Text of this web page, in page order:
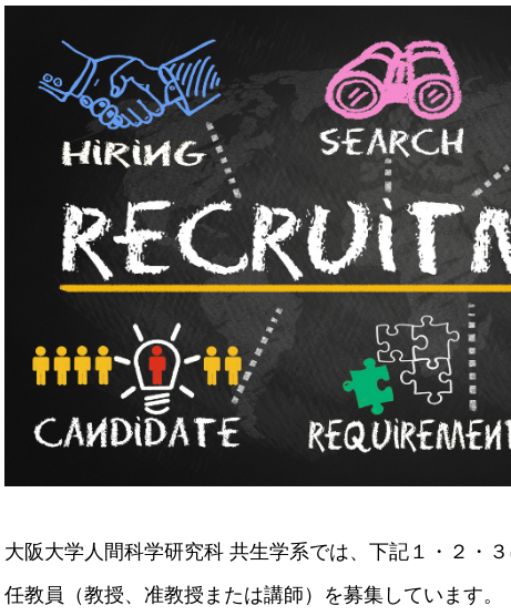
大阪大学人間科学研究科 共生学系では、下記１・２・
任教員（教授、准教授または講師）を募集しています。